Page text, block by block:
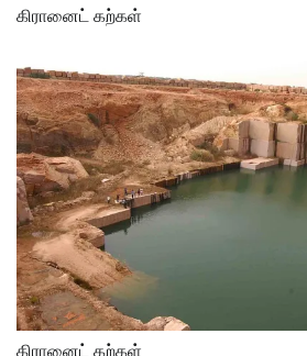
கிரானைட் கற்கள்
கிரானைட் கற்கள்